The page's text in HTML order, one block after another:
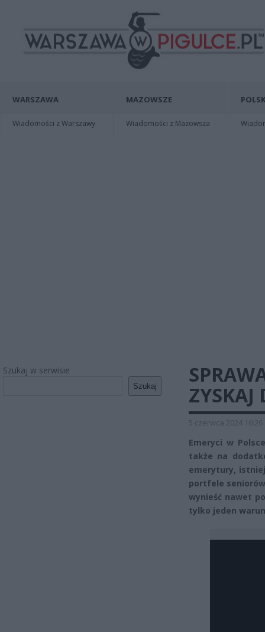
WARSZAWA
Wiadomości z Warszawy
MAZOWSZE
Wiadomości z Mazowsza
Szukaj w serwisie
Szukaj
5 czerwca 2024 16:26
Emeryci w
także na
emerytury,
portfele
wynieść nawet
tylko jeden